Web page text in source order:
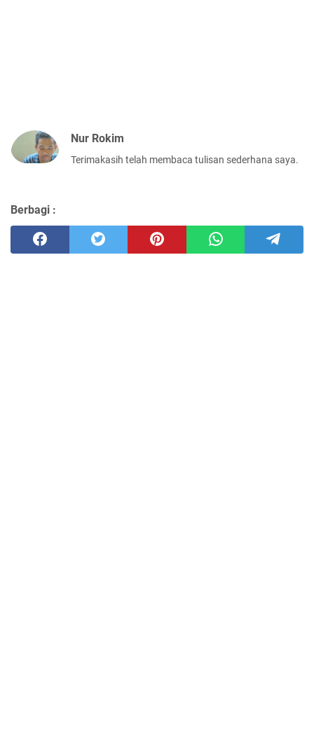
Nur Rokim
Terimakasih telah membaca tulisan sederhana saya.
Berbagi :